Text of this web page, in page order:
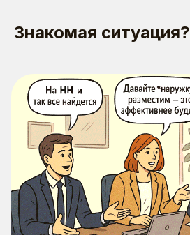
Знакомая ситуация?